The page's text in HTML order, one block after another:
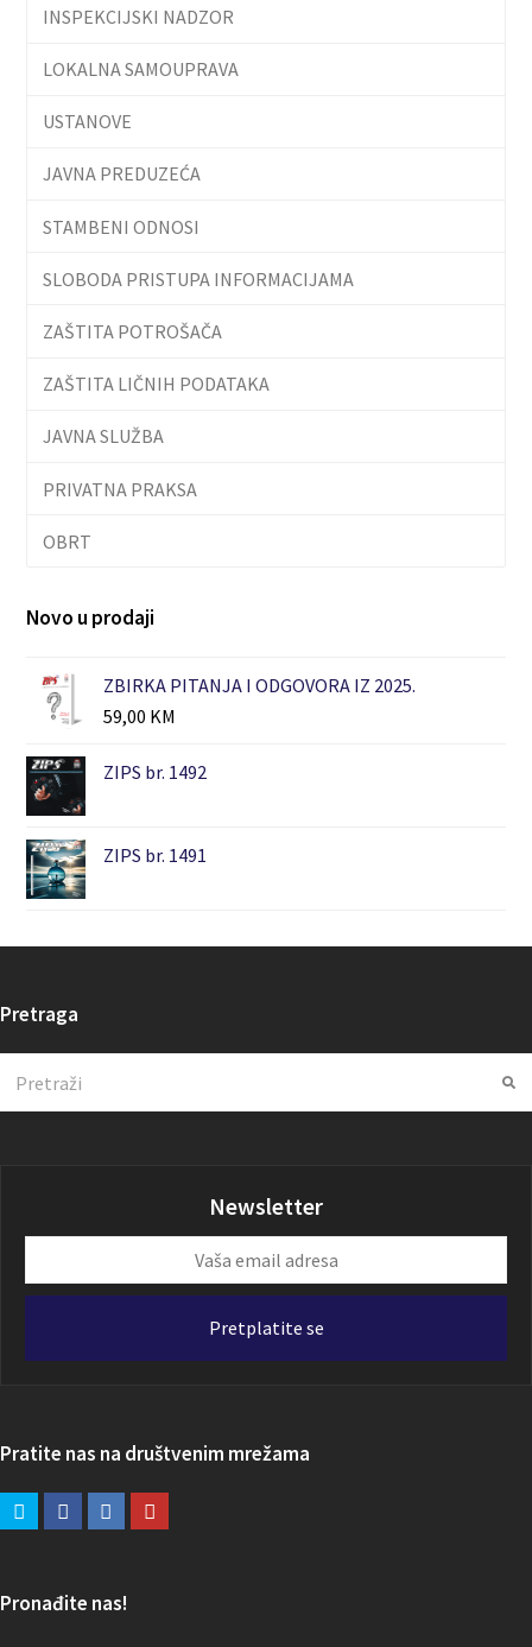
INSPEKCIJSKI NADZOR
LOKALNA SAMOUPRAVA
USTANOVE
JAVNA PREDUZEĆA
STAMBENI ODNOSI
SLOBODA PRISTUPA INFORMACIJAMA
ZAŠTITA POTROŠAČA
ZAŠTITA LIČNIH PODATAKA
JAVNA SLUŽBA
PRIVATNA PRAKSA
OBRT
Novo u prodaji
ZBIRKA PITANJA I ODGOVORA IZ 2025.
59,00 KM
ZIPS br. 1492
ZIPS br. 1491
Pretraga
Newsletter
email
Pretplatite se
Pratite nas na društvenim mrežama
Pronađite nas!